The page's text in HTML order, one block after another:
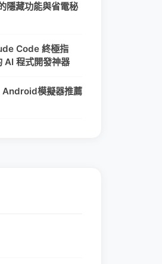
隱藏功能與省電秘
Code 終極指
AI 程式開發神器
Android模擬器推薦